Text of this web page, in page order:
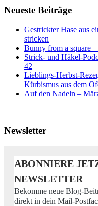
Neueste Beiträge
Gestrickter Hase aus
stricken
Bunny from a square
Strick- und Häkel-
42
Lieblings-Herbst-
Kürbismus aus dem
Auf den Nadeln –
Newsletter
ABONNIERE
NEWSLETTER
Bekomme neue Blog-
direkt in dein Mail-